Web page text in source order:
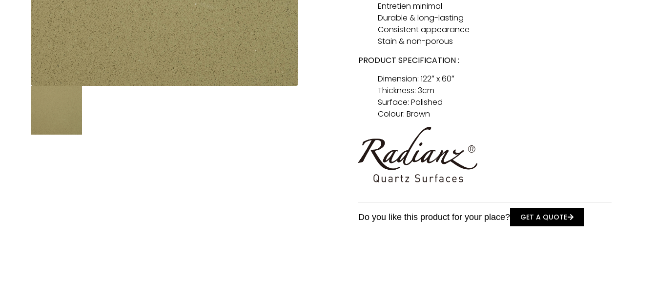
Entretien minimal
Durable & long-lasting
Consistent appearance
Stain & non-porous
PRODUCT SPECIFICATION :
Dimension: 122″ x 60″
Thickness: 3cm
Surface: Polished
Colour: Brown
Do you like this product for your place? GET A QUOTE